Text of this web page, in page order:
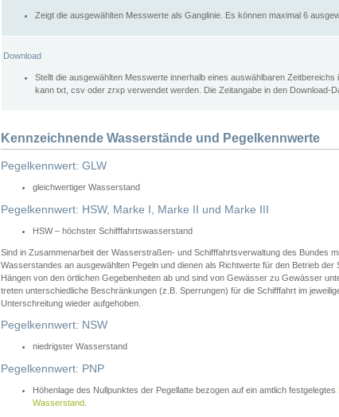
Zeigt die ausgewählten Messwerte als Ganglinie. Es können maximal 6
Download
Stellt die ausgewählten Messwerte innerhalb eines auswählbaren
kann txt, csv oder zrxp verwendet werden. Die Zeitangabe in den Download-
Kennzeichnende Wasserstände und Pegelkennwerte
Pegelkennwert: GLW
gleichwertiger Wasserstand
Pegelkennwert: HSW, Marke I, Marke II und Marke III
HSW – höchster Schifffahrtswasserstand
Sind in Zusammenarbeit der Wasserstraßen- und Schifffahrtsverwaltung des Bundes
Wasserstandes an ausgewählten Pegeln und dienen als Richtwerte für den Betrieb
Hängen von den örtlichen Gegebenheiten ab und sind von Gewässer zu Gewässer
treten unterschiedliche Beschränkungen (z.B. Sperrungen) für die Schifffahrt im
Unterschreitung wieder aufgehoben.
Pegelkennwert: NSW
niedrigster Wasserstand
Pegelkennwert: PNP
Höhenlage des Nullpunktes der Pegellatte bezogen auf ein amtlich festgelegtes
Wasserstand